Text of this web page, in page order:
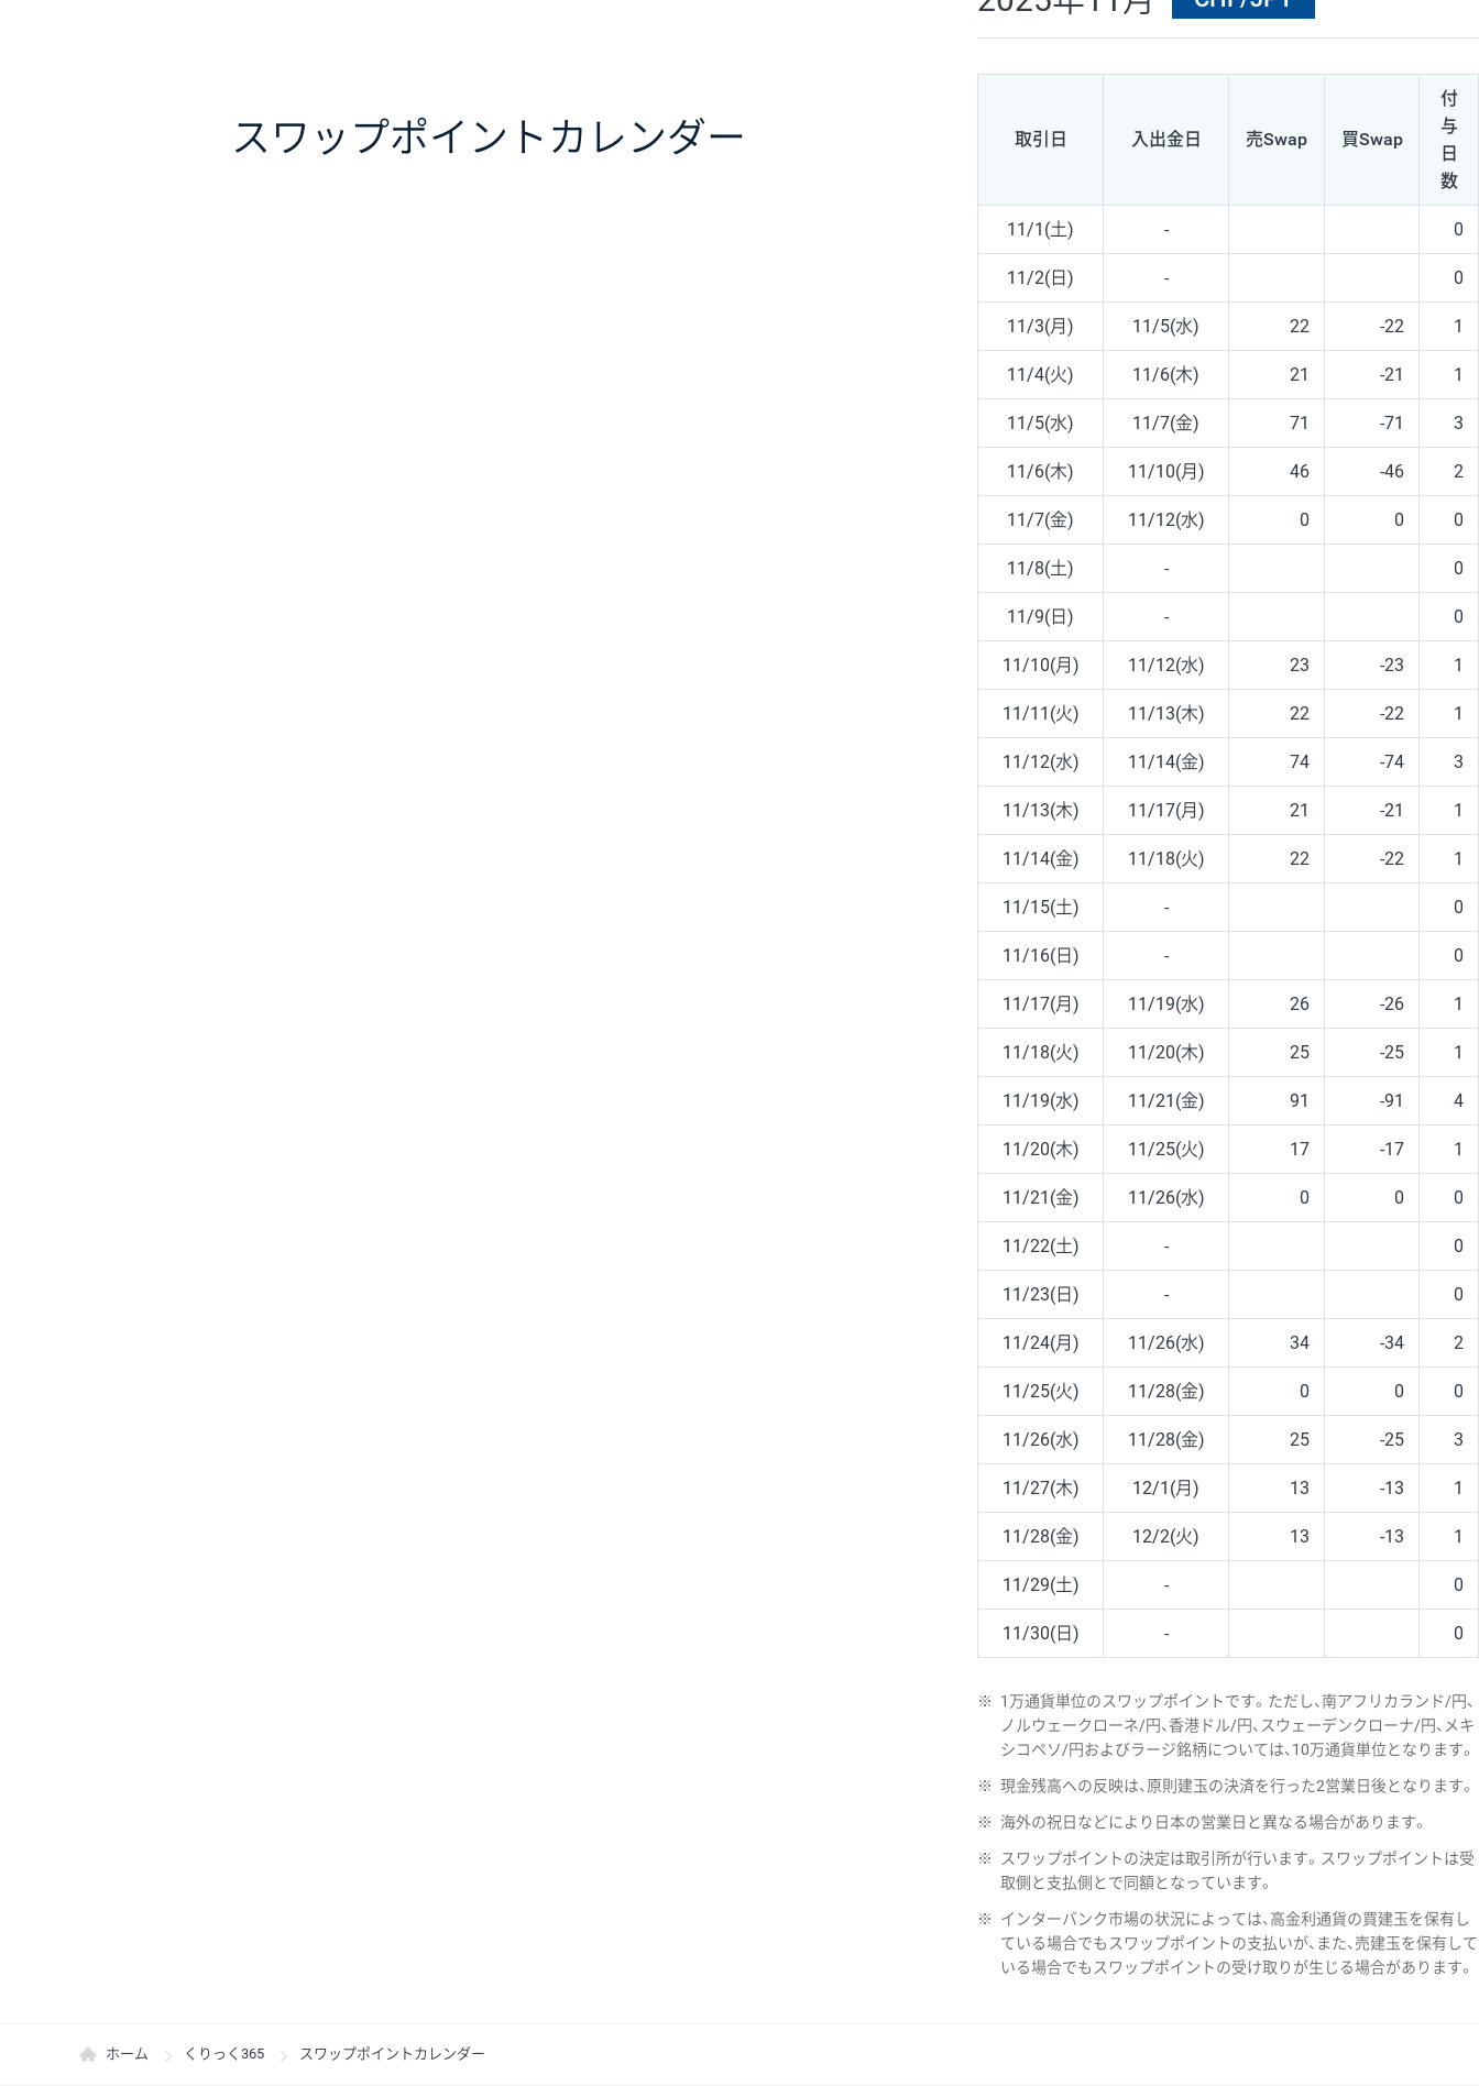
スワップポイント カレンダー 取引日 入出金日 売Swap 買Swap
付
与
日
数
11/1(土) - 0
11/2(日) - 0
11/3(月) 11/5(水) 22 -22 1
11/4(火) 11/6(木) 21 -21 1
11/5(水) 11/7(金) 71 -71 3
11/6(木) 11/10(月) 46 -46 2
11/7(金) 11/12(水) 0 0 0
11/8(土) - 0
11/9(日) - 0
11/10(月) 11/12(水) 23 -23 1
11/11(火) 11/13(木) 22 -22 1
11/12(水) 11/14(金) 74 -74 3
11/13(木) 11/17(月) 21 -21 1
11/14(金) 11/18(火) 22 -22 1
11/15(土) - 0
11/16(日) - 0
11/17(月) 11/19(水) 26 -26 1
11/18(火) 11/20(木) 25 -25 1
11/19(水) 11/21(金) 91 -91 4
11/20(木) 11/25(火) 17 -17 1
11/21(金) 11/26(水) 0 0 0
11/22(土) - 0
11/23(日) - 0
11/24(月) 11/26(水) 34 -34 2
11/25(火) 11/28(金) 0 0 0
11/26(水) 11/28(金) 25 -25 3
11/27(木) 12/1(月) 13 -13 1
11/28(金) 12/2(火) 13 -13 1
11/29(土) - 0
11/30(日) - 0
※
1万通貨単位のスワップポイントです。ただし、南アフリカランド/円、
ノルウェークローネ/円、香港ドル/円、スウェーデンクローナ/円、メキ
シコペソ/円およびラージ銘柄については、10万通貨単位となります。
※ 現金残高への反映は、原則建玉の決済を行った2営業日後となります。
※ 海外の祝日などにより日本の営業日と異なる場合があります。
※
スワップポイントの決定は取引所が行います。スワップポイントは受
取側と支払側とで同額となっています。
※
インターバンク市場の状況によっては、高金利通貨の買建玉を保有し
ている場合でもスワップポイントの支払いが、また、売建玉を保有して
いる場合でもスワップポイントの受け取りが生じる場合があります。
ホーム くりっく365 スワップポイントカレンダー